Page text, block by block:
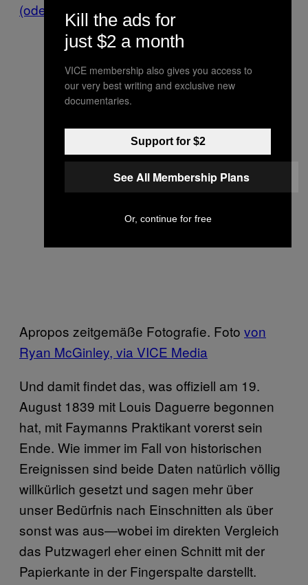
(oder Coinyes) einzutauschen
Apropos zeitgemäße Fotografie. Foto von
Ryan McGinley, via VICE Media
Und damit findet das, was offiziell am 19.
August 1839 mit Louis Daguerre begonnen
hat, mit Faymanns Praktikant vorerst sein
Ende. Wie immer im Fall von historischen
Ereignissen sind beide Daten natürlich völlig
willkürlich gesetzt und sagen mehr über
unser Bedürfnis nach Einschnitten als über
sonst was aus—wobei im direkten Vergleich
das Putzwagerl eher einen Schnitt mit der
Papierkante in der Fingerspalte darstellt.
Kill the ads for
just $2 a month
VICE membership also gives you access to
our very best writing and exclusive new
documentaries.
Support for $2
See All Membership Plans
Or, continue for free